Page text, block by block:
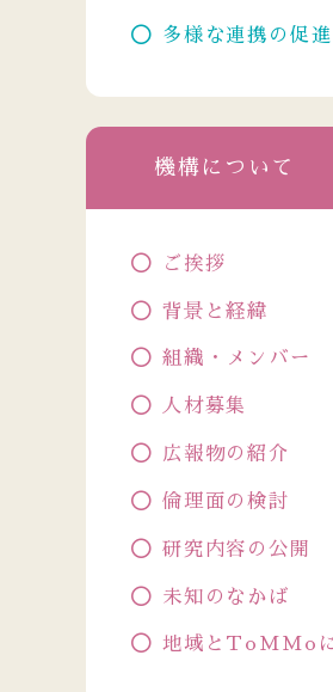
多様な連携の促進
機構について
ご挨拶
背景と経緯
組織・メンバー
人材募集
広報物の紹介
倫理面の検討
研究内容の公開
未知のなかば
地域とToMMo